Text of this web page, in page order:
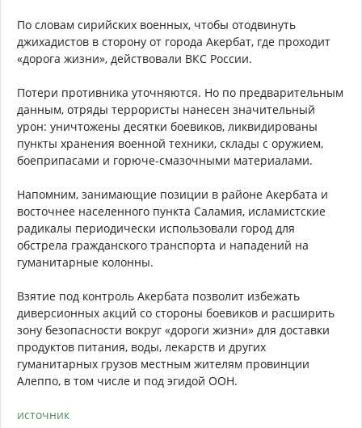
По словам сирийских военных, чтобы отодвинуть
джихадистов в сторону от города Акербат, где проходит
«дорога жизни», действовали ВКС России.
Потери противника уточняются. Но по предварительным
данным, отряды террористы нанесен значительный
урон: уничтожены десятки боевиков, ликвидированы
пункты хранения военной техники, склады с оружием,
боеприпасами и горюче-смазочными материалами.
Напомним, занимающие позиции в районе Акербата и
восточнее населенного пункта Саламия, исламистские
радикалы периодически использовали город для
обстрела гражданского транспорта и нападений на
гуманитарные колонны.
Взятие под контроль Акербата позволит избежать
диверсионных акций со стороны боевиков и расширить
зону безопасности вокруг «дороги жизни» для доставки
продуктов питания, воды, лекарств и других
гуманитарных грузов местным жителям провинции
Алеппо, в том числе и под эгидой ООН.
источник